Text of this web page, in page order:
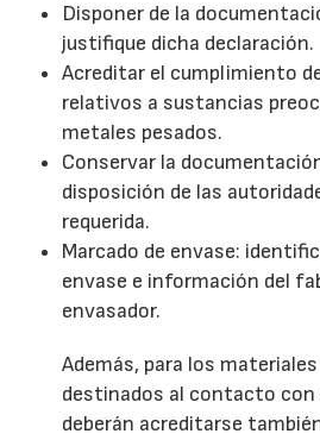
Disponer de la
justifique dicha declaración.
Acreditar el cumplimiento
relativos a sustancias
metales pesados.
Conservar la
disposición de las
requerida.
Marcado de envase:
envase e información del
envasador.
Además, para los
destinados al contacto
deberán acreditarse